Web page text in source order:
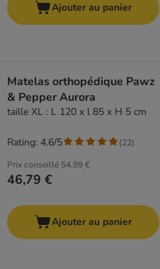
Ajouter au panier
Matelas orthopédique Pawz
& Pepper Aurora
taille XL : L 120 x l 85 x H 5 cm
Prix conseillé 54,99 €
46,79 €
Rating: 4.6/5 (22)
Ajouter au panier